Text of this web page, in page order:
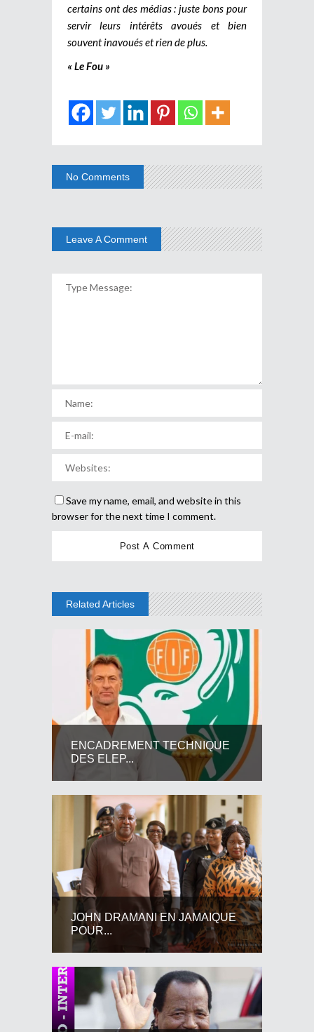
certains ont des médias : juste bons pour
servir leurs intérêts avoués et bien
souvent inavoués et rien de plus.
« Le Fou »
No Comments
Leave A Comment
Save my name, email, and website in this
browser for the next time I comment.
Related Articles
ENCADREMENT TECHNIQUE
DES ELEP...
JOHN DRAMANI EN JAMAIQUE
POUR...